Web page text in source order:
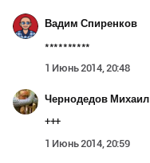
Вадим Спиренков
**********
1 Июнь 2014, 20:48
Чернодедов Михаил
+++
1 Июнь 2014, 20:59